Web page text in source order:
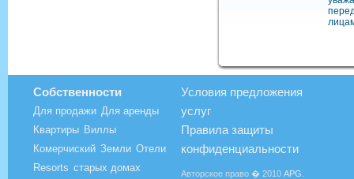
Собственности
Для продажи Для аренды
Квартиры Виллы
Комерчиский Земли Отели
Resorts старых домах
Условия предложения
услуг
Правила защиты
конфиденциальности
Авторское право � 2010 APG